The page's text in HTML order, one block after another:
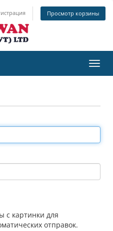
Просмотр корзины
с картинки для
отправок.